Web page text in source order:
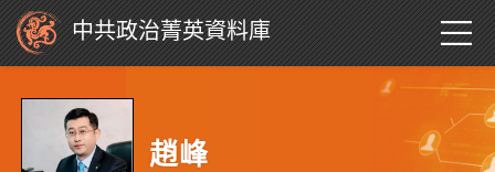
中共政治菁英資料庫
趙峰